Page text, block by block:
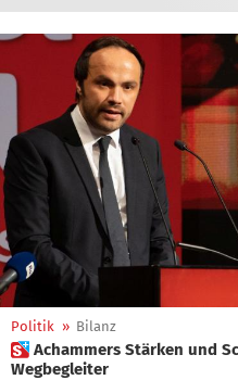
Politik » Bilanz
 Achammers Stärken und Schwächen – das sagen seine
Wegbegleiter